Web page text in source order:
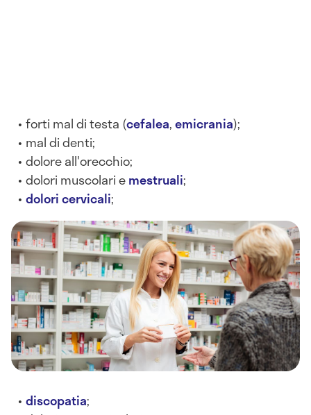
forti mal di testa (cefalea,emicrania);
mal di denti;
dolore all'orecchio;
dolori muscolari emestruali;
dolori cervicali;
discopatia;